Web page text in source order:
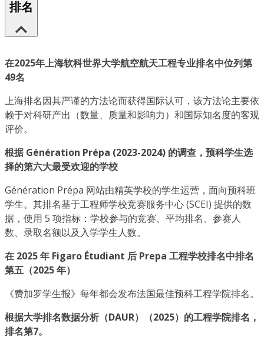
排名
在2025年上海软科世界大学航空航天工程专业排名中位列第
49名
上海排名因其严谨的方法论而获得国际认可，该方法论主要依
赖于对科研产出（数量、质量和影响力）和国际知名度的客观
评价。
根据 Génération Prépa (2023-2024) 的调查，预科学生选
择的第六大最受欢迎的学校
Génération Prépa 网站由精英学校的学生运营，面向预科班
学生。其排名基于工程师学校竞赛服务中心 (SCEI) 提供的数
据，使用 5 项指标：学校参与的竞赛、平均排名、参赛人
数、录取名额以及入学学生人数。
在 2025 年 Figaro Étudiant 后 Prepa 工程学校排名中排名
第五（2025 年）
《费加罗学生报》每年都会发布法国最佳预科工程学院排名。
根据大学排名数据分析（DAUR）（2025）的工程学院排名，
排名第7。